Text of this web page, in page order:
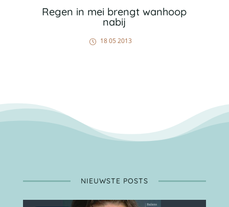
Regen in mei brengt wanhoop
nabij
18 05 2013
NIEUWSTE POSTS